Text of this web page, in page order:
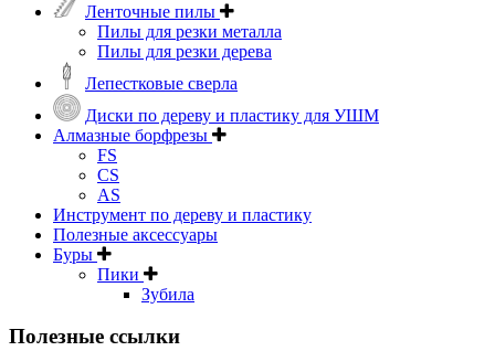
Ленточные пилы
Пилы для резки металла
Пилы для резки дерева
Лепестковые сверла
Диски по дереву и пластику для УШМ
Алмазные борфрезы
FS
CS
AS
Инструмент по дереву и пластику
Полезные аксессуары
Буры
Пики
Зубила
Полезные ссылки